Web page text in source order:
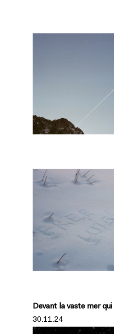
Devant la vaste mer
30.11.24